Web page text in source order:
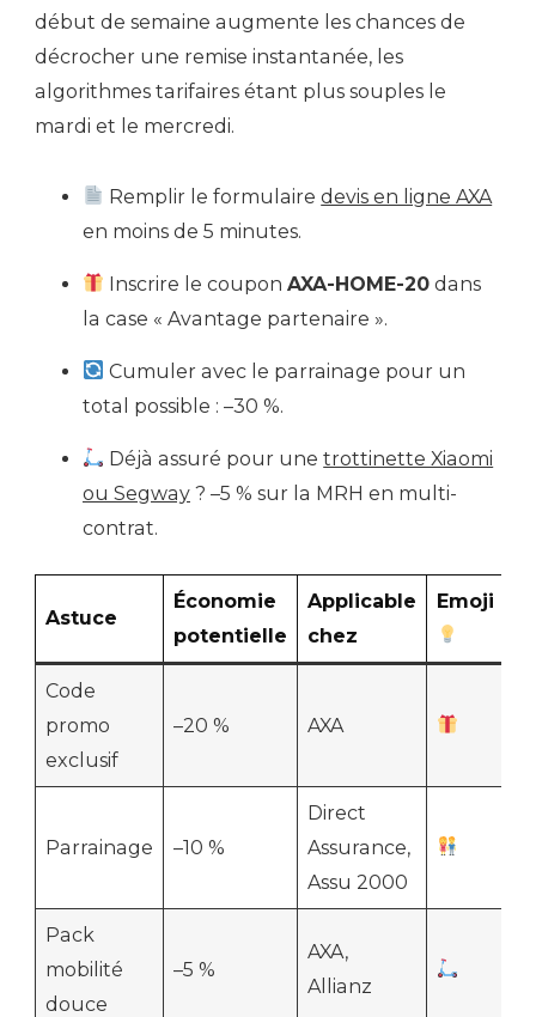
début de semaine augmente les chances de
décrocher une remise instantanée, les
algorithmes tarifaires étant plus souples le
mardi et le mercredi.
Remplir le formulairedevis en ligne AXA
en moins de 5 minutes.
Inscrire le couponAXA-HOME-20 dans
la case « Avantage partenaire ».
Cumuler avec le parrainage pour un
total possible : –30 %.
Déjà assuré pour unetrottinette Xiaomi
ou Segway ? –5 % sur la MRH en multi-
contrat.
Astuce
Économie
potentielle
Applicable
chez
Emoji
Code
promo
exclusif
–20 % AXA
Parrainage –10 %
Direct
Assurance,
Assu 2000
Pack
mobilité
douce
–5 %
AXA,
Allianz